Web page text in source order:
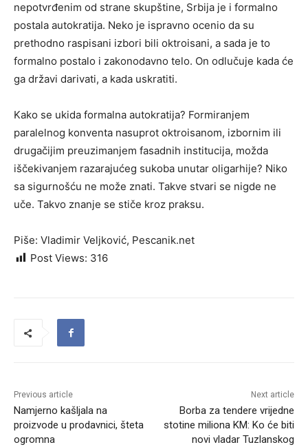
nepotvrđenim od strane skupštine, Srbija je i formalno
postala autokratija. Neko je ispravno ocenio da su
prethodno raspisani izbori bili oktroisani, a sada je to
formalno postalo i zakonodavno telo. On odlučuje kada će
ga državi darivati, a kada uskratiti.
Kako se ukida formalna autokratija? Formiranjem
paralelnog konventa nasuprot oktroisanom, izbornim ili
drugačijim preuzimanjem fasadnih institucija, možda
iščekivanjem razarajućeg sukoba unutar oligarhije? Niko
sa sigurnošću ne može znati. Takve stvari se nigde ne
uče. Takvo znanje se stiče kroz praksu.
Piše: Vladimir Veljković, Pescanik.net
Post Views: 316
Previous article
Namjerno kašljala na
proizvode u prodavnici, šteta
ogromna
Next article
Borba za tendere vrijedne
stotine miliona KM: Ko će biti
novi vladar Tuzlanskog